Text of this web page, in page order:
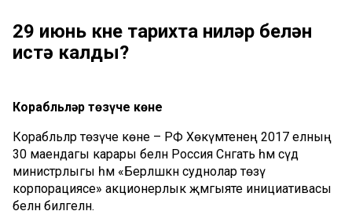
29 июнь көне тарихта ниләр белән
истә калды?
Корабльләр төзүче көне
Корабльләр төзүче көне – РФ Хөкүмәтенең 2017 елның
30 маендагы карары белән Россия Сәнәгать һәм сәүдә
министрлыгы һәм «Берләшкән суднолар төзү
корпорациясе» акционерлык җәмгыяте инициативасы
белән билгеләнә.